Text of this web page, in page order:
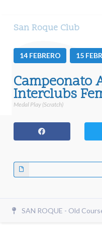
San Roque Club
14 FEBRERO 15
Campeonato
Interclubs
Medal Play (Scratch)
SAN ROQUE - Old